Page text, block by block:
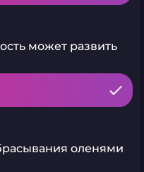
может развить
оленями